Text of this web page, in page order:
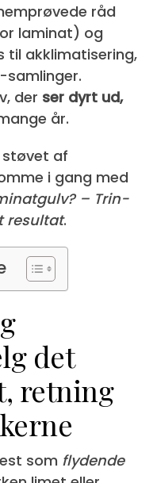
råd
laminat) og
til akklimatisering,
samlinger.
der ser dyrt ud,
år.
af
i gang med
– Trin-
resultat.
det
retning
som flydende